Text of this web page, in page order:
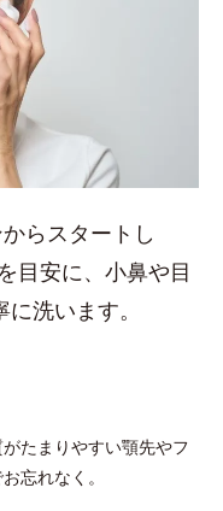
らスタートし
目安に、小鼻や目
洗います。
たまりやすい顎先やフ
忘れなく。